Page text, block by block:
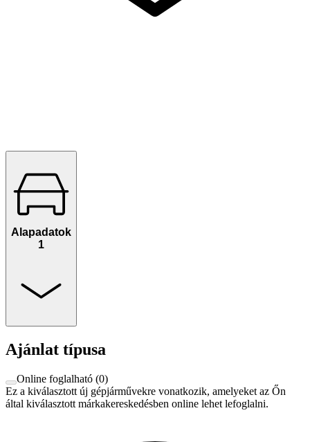
Alapadatok
1
Ajánlat típusa
Online foglalható (0)
Ez a kiválasztott új gépjárművekre vonatkozik, amelyeket az Őn
által kiválasztott márkakereskedésben online lehet lefoglalni.